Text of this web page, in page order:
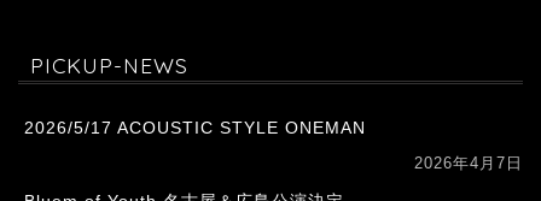
PICKUP-NEWS
2026/5/17 ACOUSTIC STYLE ONEMAN
2026年4月7日